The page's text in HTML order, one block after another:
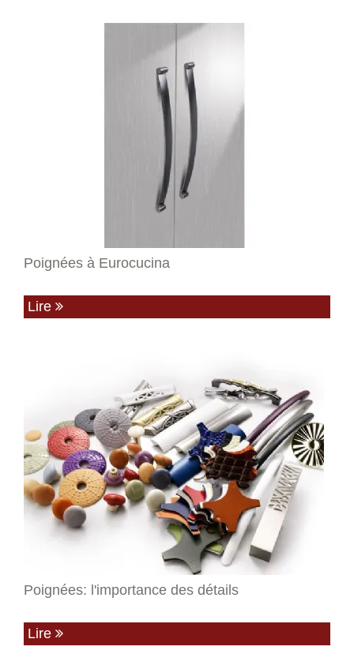
Poignées à Eurocucina
Lire
Poignées: l'importance des détails
Lire